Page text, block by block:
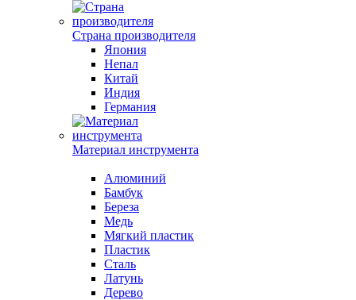
Страна производителя
Япония
Непал
Китай
Индия
Германия
Материал инструмента
Алюминий
Бамбук
Береза
Медь
Мягкий пластик
Пластик
Сталь
Латунь
Дерево